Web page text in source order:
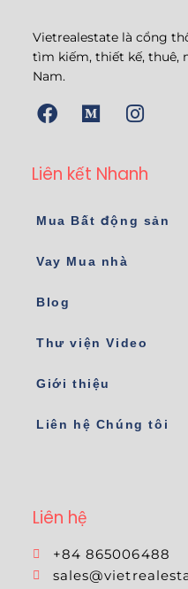
Vietrealestate là cổng
tìm kiếm, thiết kế, thuê,
Nam.
Liên kết Nhanh
Mua Bất động sản
Vay Mua nhà
Blog
Thư viện Video
Giới thiệu
Liên hệ Chúng tôi
Liên hệ
+84 865006488